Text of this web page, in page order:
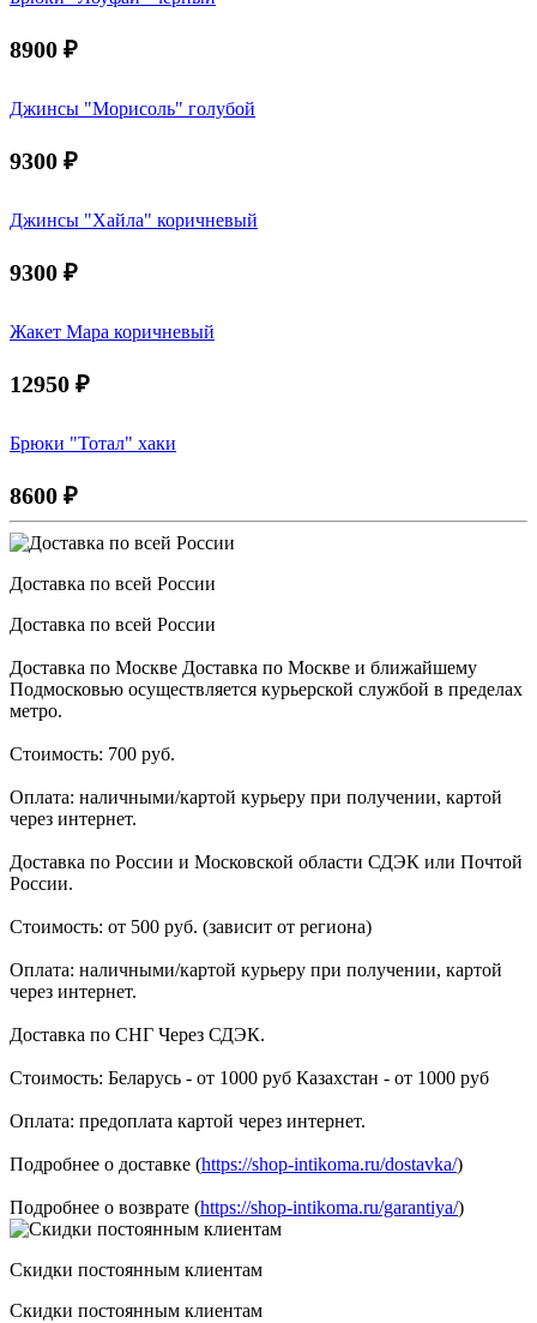
8900 ₽
Джинсы "Морисоль" голубой
9300 ₽
Джинсы "Хайла" коричневый
9300 ₽
Жакет Мара коричневый
12950 ₽
Брюки "Тотал" хаки
8600 ₽
Доставка по всей России
Доставка по всей России
Доставка по Москве Доставка по Москве и ближайшему
Подмосковью осуществляется курьерской службой в пределах
метро.
Стоимость: 700 руб.
Оплата: наличными/картой курьеру при получении, картой
через интернет.
Доставка по России и Московской области СДЭК или Почтой
России.
Стоимость: от 500 руб. (зависит от региона)
Оплата: наличными/картой курьеру при получении, картой
через интернет.
Доставка по СНГ Через СДЭК.
Стоимость: Беларусь - от 1000 руб Казахстан - от 1000 руб
Оплата: предоплата картой через интернет.
Подробнее о доставке (https://shop-intikoma.ru/dostavka/)
Подробнее о возврате (https://shop-intikoma.ru/garantiya/)
Скидки постоянным клиентам
Скидки постоянным клиентам